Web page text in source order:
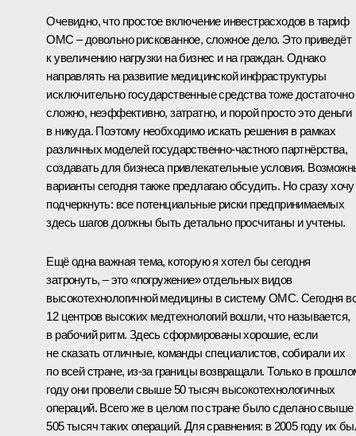
Очевидно, что простое включение инвестрасходов в тариф
ОМС – довольно рискованное, сложное дело. Это приведёт
к увеличению нагрузки на бизнес и на граждан. Однако
направлять на развитие медицинской инфраструктуры
исключительно государственные средства тоже достаточно
сложно, неэффективно, затратно, и порой просто это деньги
в никуда. Поэтому необходимо искать решения в рамках
различных моделей государственно-частного партнёрства,
создавать для бизнеса привлекательные условия.
варианты сегодня также предлагаю обсудить. Но сразу хочу
подчеркнуть: все потенциальные риски предпринимаемых
здесь шагов должны быть детально просчитаны и учтены.
Ещё одна важная тема, которую я хотел бы сегодня
затронуть, – это «погружение» отдельных видов
высокотехнологичной медицины в систему ОМС. Сегодня
12 центров высоких медтехнологий вошли, что называется,
в рабочий ритм. Здесь сформированы хорошие, если
не сказать отличные, команды специалистов, собирали их
по всей стране, из‑за границы возвращали. Только в
году они провели свыше 50 тысяч высокотехнологичных
операций. Всего же в целом по стране было сделано свыше
505 тысяч таких операций. Для сравнения: в 2005 году их